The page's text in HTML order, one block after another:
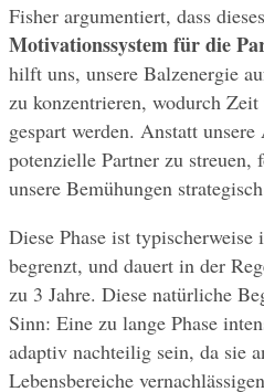
Fisher argumentiert, dass
Motivationssystem für die
hilft uns, unsere Balzenergie
zu konzentrieren, wodurch
gespart werden. Anstatt
potenzielle Partner zu
unsere Bemühungen
Diese Phase ist
begrenzt, und dauert in der
zu 3 Jahre. Diese natürliche
Sinn: Eine zu lange Phase
adaptiv nachteilig sein, da sie
Lebensbereiche